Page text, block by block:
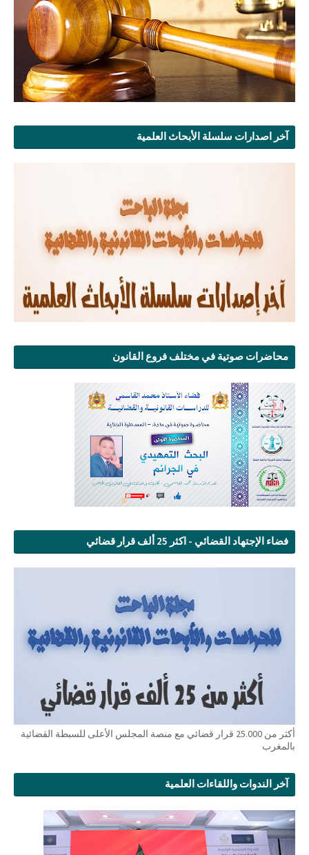
آخر اصدارات سلسلة الأبحاث العلمية
محاضرات صوتية في مختلف فروع القانون
فضاء الإجتهاد القضائي - اكثر 25 ألف قرار قضائي
أكثر من 25.000 قرار قضائي مع منصة المجلس الأعلى للسبطة القضائية
بالمغرب
آخر الندوات واللقاءات العلمية